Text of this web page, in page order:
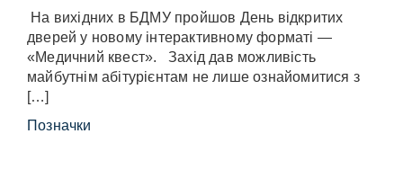
На вихідних в БДМУ пройшов День відкритих
дверей у новому інтерактивному форматі —
«Медичний квест». Захід дав можливість
майбутнім абітурієнтам не лише ознайомитися з
[…]
Позначки